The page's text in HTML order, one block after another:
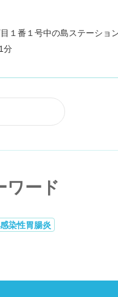
１番１号中の島ステーション
分
ワード
感染性胃腸炎